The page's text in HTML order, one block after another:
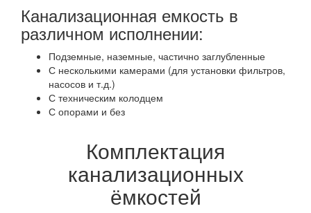
Канализационная емкость в
различном исполнении:
Подземные, наземные, частично заглубленные
С несколькими камерами (для установки фильтров,
насосов и т.д.)
С техническим колодцем
С опорами и без
Комплектация
канализационных
ёмкостей